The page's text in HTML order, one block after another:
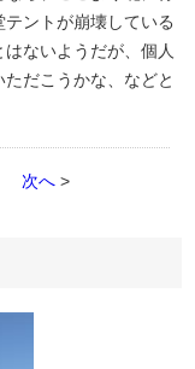
ントが崩壊している
ないようだが、個人
だこうかな、などと
次へ >